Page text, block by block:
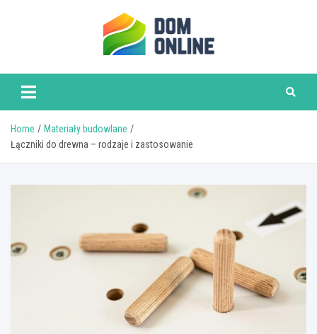
www.domonline.pl
Home
Materiały budowlane
Łączniki do drewna – rodzaje i zastosowanie